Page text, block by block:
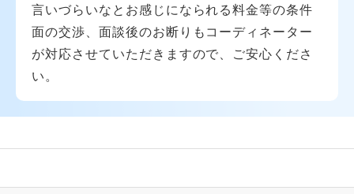
言いづらいなとお感じになられる料金等の条件
面の交渉、面談後のお断りもコーディネーター
が対応させていただきますので、ご安心くださ
い。